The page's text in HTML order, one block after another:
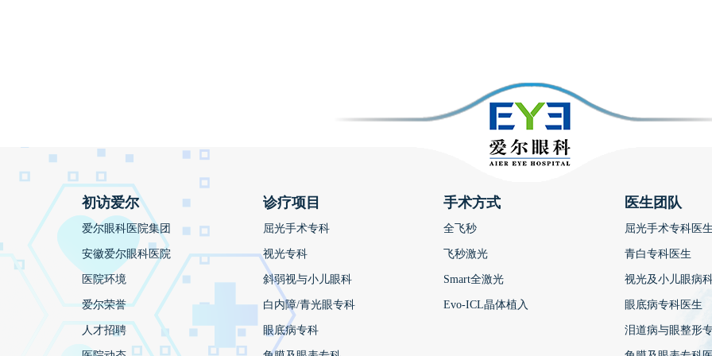
初访爱尔
爱尔眼科医院集团
安徽爱尔眼科医院
医院环境
爱尔荣誉
人才招聘
诊疗项目
屈光手术专科
视光专科
斜弱视与小儿眼科
白内障/青光眼专科
眼底病专科
手术方式
全飞秒
飞秒激光
Smart全激光
Evo-ICL晶体植入
医生团队
屈光手术专科医
青白专科医生
视光及小儿眼病
眼底病专科医生
泪道病与眼整形